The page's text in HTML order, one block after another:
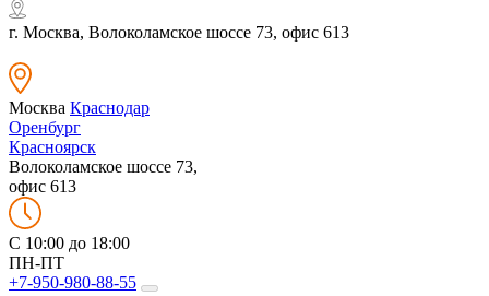
г. Москва, Волоколамское шоссе 73, офис 613
Москва Краснодар
Оренбург
Красноярск
Волоколамское шоссе 73,
офис 613
C 10:00 до 18:00
ПН-ПТ
+7-950-980-88-55